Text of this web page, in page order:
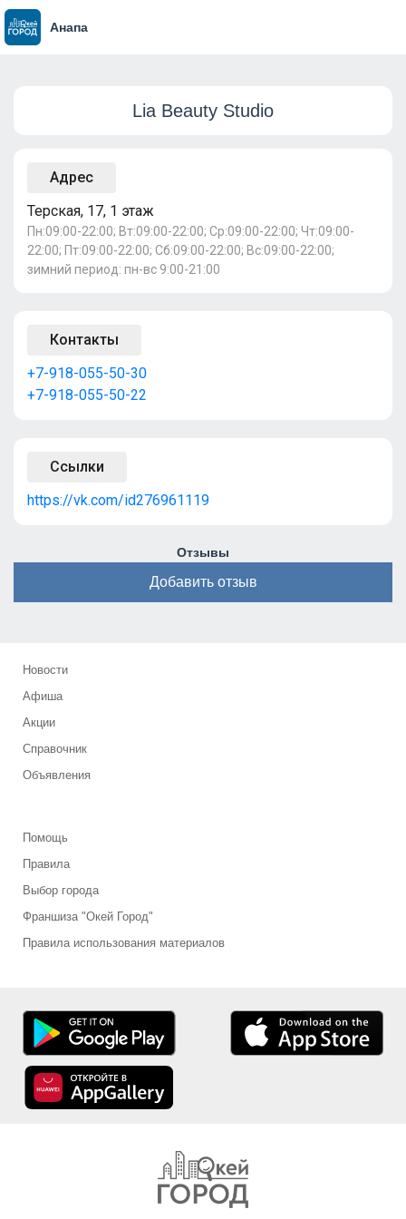
Анапа
Lia Beauty Studio
Адрес
Терская, 17, 1 этаж
Пн:09:00-22:00; Вт:09:00-22:00; Ср:09:00-22:00; Чт:09:00-
22:00; Пт:09:00-22:00; Сб:09:00-22:00; Вс:09:00-22:00;
зимний период: пн-вс 9:00-21:00
Контакты
+7-918-055-50-30
+7-918-055-50-22
Ссылки
https://vk.com/id276961119
Отзывы
Добавить отзыв
Новости
Афиша
Акции
Справочник
Объявления
Помощь
Правила
Выбор города
Франшиза "Окей Город"
Правила использования материалов